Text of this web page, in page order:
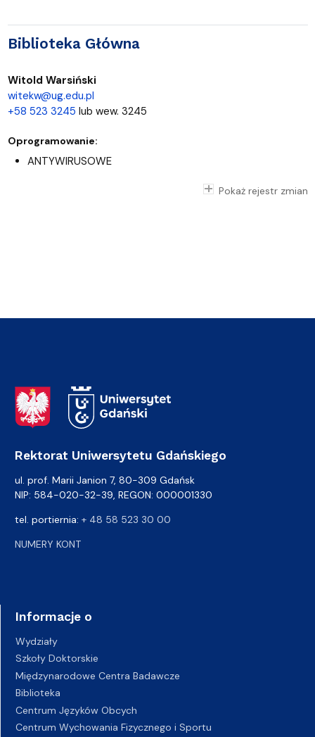
Biblioteka Główna
Witold Warsiński
witekw@ug.edu.pl
+58 523 3245 lub wew. 3245
Oprogramowanie:
ANTYWIRUSOWE
Pokaż rejestr zmian
Adres Rektoratu
Rektorat Uniwersytetu Gdańskiego
ul. prof. Marii Janion 7, 80-309 Gdańsk
NIP: 584-020-32-39, REGON: 000001330
tel. portiernia: + 48 58 523 30 00
NUMERY KONT
Informacje o
Wydziały
Szkoły Doktorskie
Międzynarodowe Centra Badawcze
Biblioteka
Centrum Języków Obcych
Centrum Wychowania Fizycznego i Sportu